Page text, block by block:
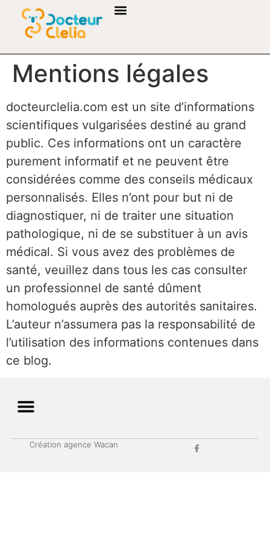
Mentions légales
docteurclelia.com est un site d’informations
scientifiques vulgarisées destiné au grand
public. Ces informations ont un caractère
purement informatif et ne peuvent être
considérées comme des conseils médicaux
personnalisés. Elles n’ont pour but ni de
diagnostiquer, ni de traiter une situation
pathologique, ni de se substituer à un avis
médical. Si vous avez des problèmes de
santé, veuillez dans tous les cas consulter
un professionnel de santé dûment
homologués auprès des autorités sanitaires.
L’auteur n’assumera pas la responsabilité de
l’utilisation des informations contenues dans
ce blog.
Création agence Wacan